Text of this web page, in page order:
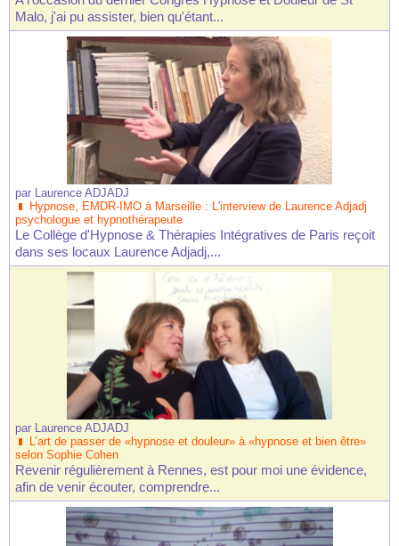
Malo, j'ai pu assister, bien qu'étant...
par Laurence ADJADJ
Hypnose, EMDR-IMO à Marseille : L'interview de Laurence Adjadj
psychologue et hypnothérapeute
Le Collège d'Hypnose & Thérapies Intégratives de Paris reçoit
dans ses locaux Laurence Adjadj,...
par Laurence ADJADJ
L’art de passer de «hypnose et douleur» à «hypnose et bien être»
selon Sophie Cohen
Revenir régulièrement à Rennes, est pour moi une évidence,
afin de venir écouter, comprendre...